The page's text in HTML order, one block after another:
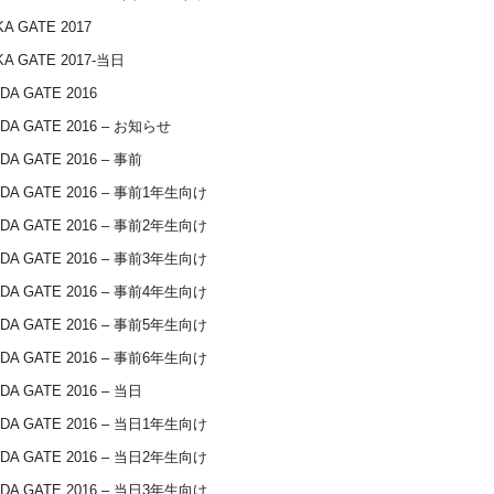
GATE 2017
GATE 2017-当日
GATE 2016
GATE 2016 – お知らせ
GATE 2016 – 事前
GATE 2016 – 事前1年生向け
GATE 2016 – 事前2年生向け
GATE 2016 – 事前3年生向け
GATE 2016 – 事前4年生向け
GATE 2016 – 事前5年生向け
GATE 2016 – 事前6年生向け
GATE 2016 – 当日
GATE 2016 – 当日1年生向け
GATE 2016 – 当日2年生向け
GATE 2016 – 当日3年生向け